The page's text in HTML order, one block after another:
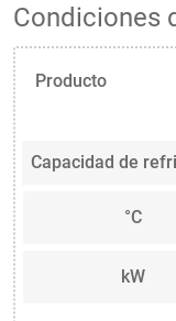
Condiciones
Producto
Capacidad de
°C
kW